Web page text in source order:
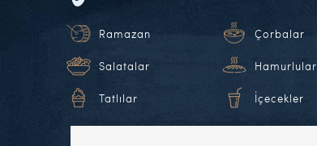
Ramazan Çorbalar
Salatalar Hamurlular
Tatlılar İçecekler